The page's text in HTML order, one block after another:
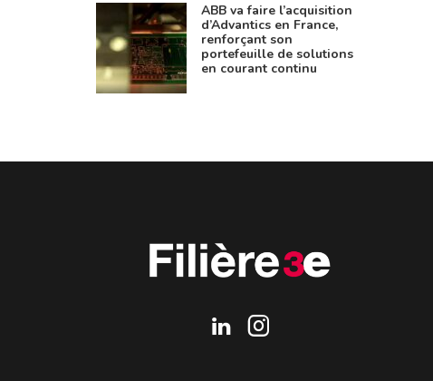
ABB va faire l’acquisition
d’Advantics en France,
renforçant son
portefeuille de solutions
en courant continu